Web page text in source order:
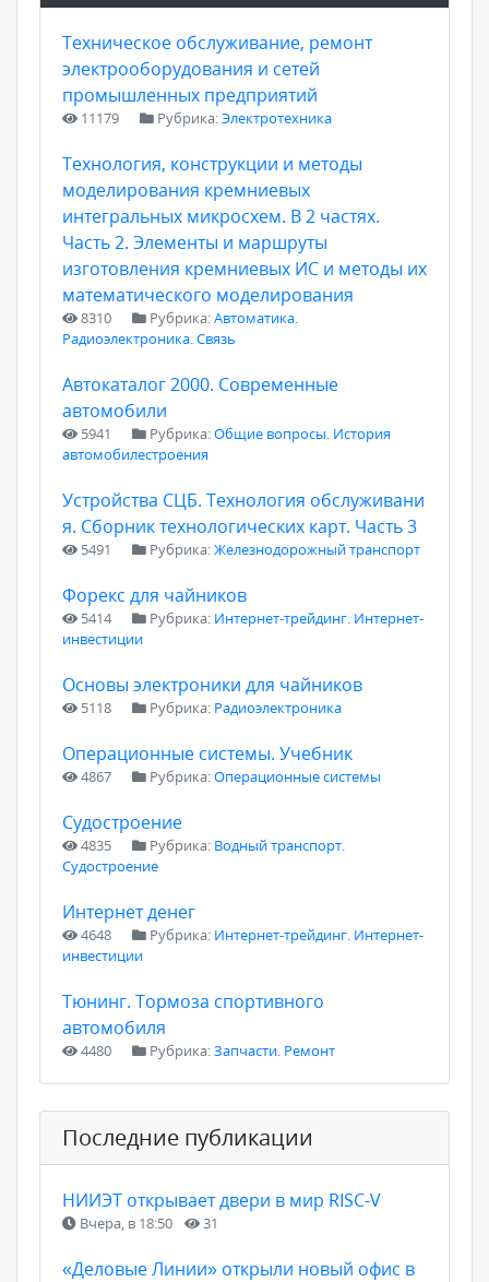
Техническое обслуживание, ремонт
электрооборудования и сетей
промышленных предприятий
11179 Рубрика:Электротехника
Технология, конструкции и методы
моделирования кремниевых
интегральных микросхем. В 2 частях.
Часть 2. Элементы и маршруты
изготовления кремниевых ИС и методы их
математического моделирования
8310 Рубрика:Автоматика.
Радиоэлектроника. Связь
Автокаталог 2000. Современные
автомобили
5941 Рубрика:Общие вопросы. История
автомобилестроения
Устройства СЦБ. Технология обслуживани
я. Сборник технологических карт. Часть 3
5491 Рубрика:Железнодорожный транспорт
Форекс для чайников
5414 Рубрика: Интернет-трейдинг. Интернет-
инвестиции
Основы электроники для чайников
5118 Рубрика: Радиоэлектроника
Операционные системы. Учебник
4867 Рубрика:Операционные системы
Судостроение
4835 Рубрика: Водный транспорт.
Судостроение
Интернет денег
4648 Рубрика: Интернет-трейдинг. Интернет-
инвестиции
Тюнинг. Тормоза спортивного
автомобиля
4480 Рубрика:Запчасти. Ремонт
Последние публикации
НИИЭТ открывает двери в мир RISC-V
Вчера, в 18:50 31
«Деловые Линии» открыли новый офис в